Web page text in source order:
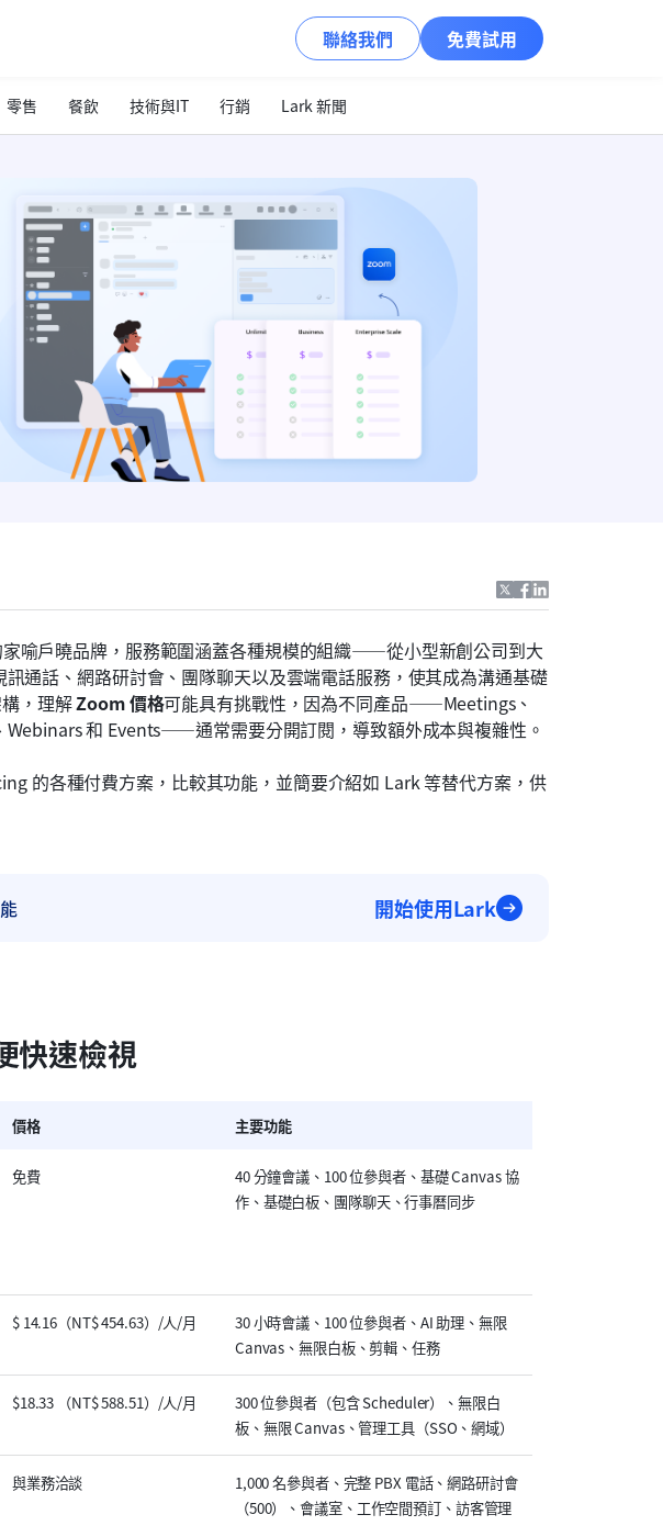
聯絡我們 免費試用
零售 餐飲 技術與IT 行銷 Lark 新聞
喻戶曉品牌，服務範圍涵蓋各種規模的組織——從小型新創公司到大
通話、網路研討會、團隊聊天以及雲端電話服務，使其成為溝通基礎
，理解 Zoom 價格可能具有挑戰性，因為不同產品——Meetings、
和 Events——通常需要分開訂閱，導致額外成本與複雜性。
的各種付費方案，比較其功能，並簡要介紹如 Lark 等替代方案，供
開始使用Lark
快速檢視
價格 主要功能
免費
40 分鐘會議、100 位參與者、基礎 Canvas 協
作、基礎白板、團隊聊天、行事曆同步
$ 14.16（NT$ 454.63）/人/月
30 小時會議、100 位參與者、AI 助理、無限
Canvas、無限白板、剪輯、任務
$18.33 （NT$ 588.51）/人/月
300 位參與者（包含 Scheduler）、無限白
板、無限 Canvas、管理工具（SSO、網域）
與業務洽談
1,000 名參與者、完整 PBX 電話、網路研討會
（500）、會議室、工作空間預訂、訪客管理